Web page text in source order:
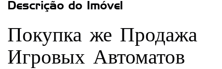
Descrição do Imóvel
Покупка же Продажа
Игровых Автоматов